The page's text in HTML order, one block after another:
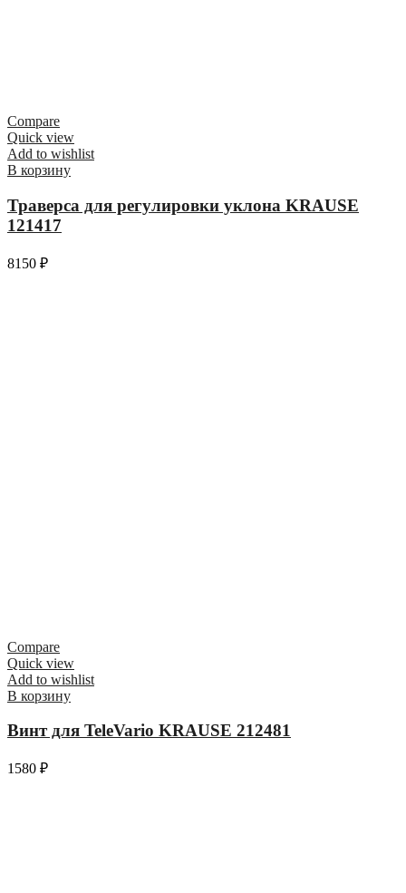
Compare
Quick view
Add to wishlist
В корзину
Траверса для регулировки уклона KRAUSE
121417
8150 ₽
Compare
Quick view
Add to wishlist
В корзину
Винт для TeleVario KRAUSE 212481
1580 ₽